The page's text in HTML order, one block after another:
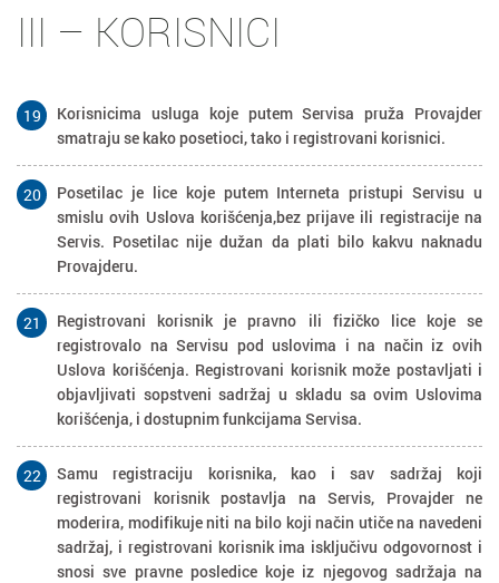
III – KORISNICI
19
Korisnicima usluga koje putem Servisa pruža Provajder
smatraju se kako posetioci, tako i registrovani korisnici.
20
Posetilac je lice koje putem Interneta pristupi Servisu u
smislu ovih Uslova korišćenja,bez prijave ili registracije na
Servis. Posetilac nije dužan da plati bilo kakvu naknadu
Provajderu.
21
Registrovani korisnik je pravno ili fizičko lice koje se
registrovalo na Servisu pod uslovima i na način iz ovih
Uslova korišćenja. Registrovani korisnik može postavljati i
objavljivati sopstveni sadržaj u skladu sa ovim Uslovima
korišćenja, i dostupnim funkcijama Servisa.
22
Samu registraciju korisnika, kao i sav sadržaj koji
registrovani korisnik postavlja na Servis, Provajder ne
moderira, modifikuje niti na bilo koji način utiče na navedeni
sadržaj, i registrovani korisnik ima isključivu odgovornost i
snosi sve pravne posledice koje iz njegovog sadržaja na